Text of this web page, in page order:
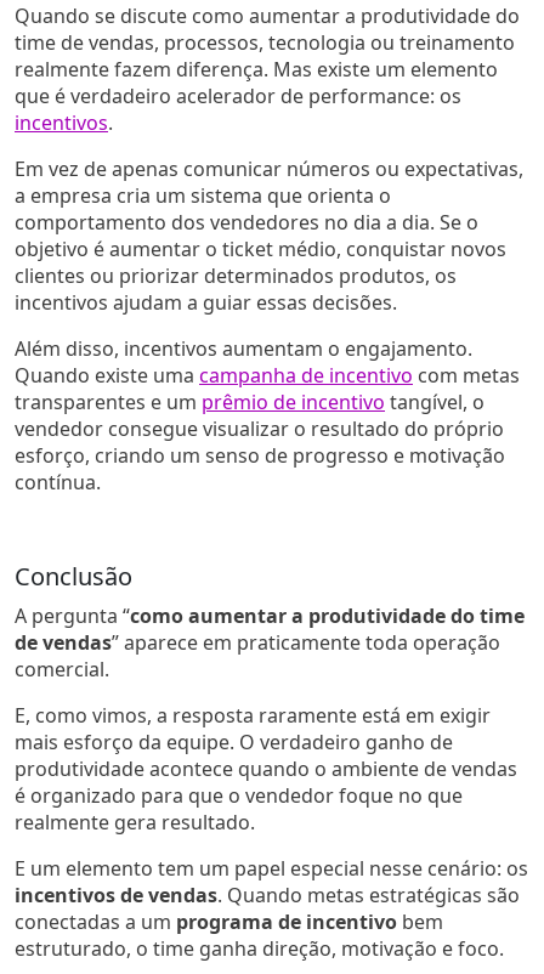
Quando se discute como aumentar a produtividade do
time de vendas, processos, tecnologia ou treinamento
realmente fazem diferença. Mas existe um elemento
que é verdadeiro acelerador de performance: os
incentivos.
Em vez de apenas comunicar números ou expectativas,
a empresa cria um sistema que orienta o
comportamento dos vendedores no dia a dia. Se o
objetivo é aumentar o ticket médio, conquistar novos
clientes ou priorizar determinados produtos, os
incentivos ajudam a guiar essas decisões.
Além disso, incentivos aumentam o engajamento.
Quando existe uma campanha de incentivo com metas
transparentes e um prêmio de incentivo tangível, o
vendedor consegue visualizar o resultado do próprio
esforço, criando um senso de progresso e motivação
contínua.
Conclusão
A pergunta “como aumentar a produtividade do time
de vendas” aparece em praticamente toda operação
comercial.
E, como vimos, a resposta raramente está em exigir
mais esforço da equipe. O verdadeiro ganho de
produtividade acontece quando o ambiente de vendas
é organizado para que o vendedor foque no que
realmente gera resultado.
E um elemento tem um papel especial nesse cenário: os
incentivos de vendas. Quando metas estratégicas são
conectadas a um programa de incentivo bem
estruturado, o time ganha direção, motivação e foco.